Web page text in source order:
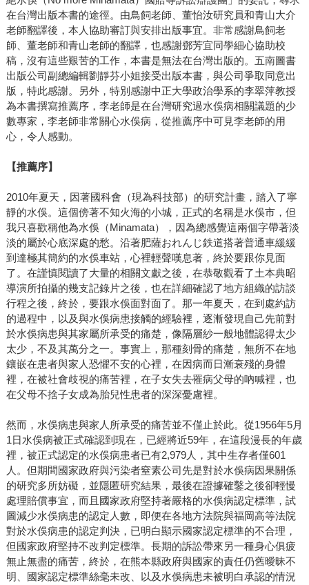
在台灣出版本書的途徑。由鳥飼老師、董怡汝研究員和青山大介
老師翻譯後，本人協助審訂與安排出版事宜。非常感謝鳥飼老
師、董老師和青山老師的翻譯，也感謝鄧芳宜同學細心協助校
稿，沒有這些艱苦的工作，本書是無法在台灣出版的。五南圖書
出版公司副總編輯劉靜芬小姐接受出版本書，與公司爭取同意出
版，特此感謝。另外，特別感謝中正大學政治學系的李翠萍教授
為本書撰寫推薦序，李老師是在台灣研究過水俁病相關議題的少
數專家，李老師非常關心水俁病，從推薦序中可見李老師的用
心，令人感動。
【推薦序】
2010年夏天，因著國科會（現為科技部）的研究計畫，踏入了寧
靜的水俁。這個傍著不知火海的小城，正式的名稱是水俁市，但
我只喜歡稱他為水俁（Minamata），因為總感覺這兩個字帶著淡
淡的屬於心底深處的愁。沿著肥薩おれんじ鉄道搭著普通車緩緩
到達極其簡約的水俁車站，心裡輕聲嘆息著，終於要跟你見面
了。在謹慎閱讀了大量的相關文獻之後，在恭敬觀看了土本典昭
導演所拍攝的幾支記錄片之後，也在詳細確認了地方組織的訪談
行程之後，終於，要跟水俁面對面了。那一年夏天，在到處約訪
的過程中，以及與水俁病患接觸的經驗裡，逐漸發現自己先前對
於水俁病患與其家屬所承受的痛楚，像隔層紗一般地體認得太少
太少，不及其萬分之一。事實上，那種刻骨的痛楚，無所不在地
鑲嵌在患者與家人恐懼不安的心裡，在因病而日漸衰殘的身體
裡，在被社會歧視的痛苦裡，在子女失去罹病父母的吶喊裡，也
在父母不捨子女成為胎兒性患者的深深憂慮裡。
然而，水俁病患與家人所承受的痛苦並不僅止於此。從1956年5月
1日水俁病被正式確認到現在，已經將近59年，在這段漫長的年歲
裡，被正式認定的水俁病患者已有2,979人，其中生存者僅601
人。但期間國家政府與污染者窒素公司先是對於水俁病因果關係
的研究多所妨礙，並隱匿研究結果，最後在證據確鑿之後卻輕慢
處理賠償事宜，而且國家政府堅持著嚴格的水俁病認定標準，試
圖減少水俁病患的認定人數，即便在各地方法院與福岡高等法院
對於水俁病患的認定判決，已明白顯示國家認定標準的不合理，
但國家政府堅持不改判定標準。長期的訴訟帶來另一種身心俱疲
無止無盡的痛苦，終於，在熊本縣政府與國家的責任仍舊曖昧不
明、國家認定標準絲毫未改、以及水俁病患未被明白承認的情況